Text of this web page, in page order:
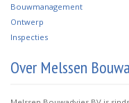
Bouwmanagement
Ontwerp
Inspecties
Over Melssen